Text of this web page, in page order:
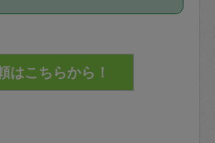
す。
ル料：
時間前＝依頼料金の50%
合う気になるタスカジさ
。
気に入ったタスカジさんに
者の間で十分な信頼関係が
に入るためにタスカジさん
かかるロッカーや金庫に入
責任の元管理するよう心掛
。